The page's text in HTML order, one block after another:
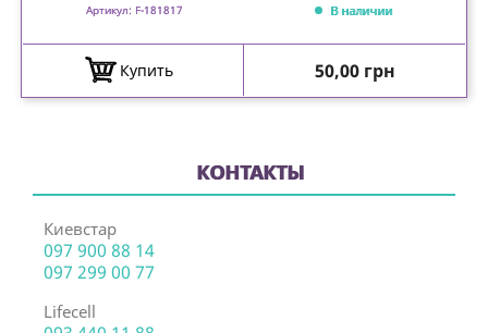
Артикул: F-181817 В наличии
Купить Цена
50,00 грн
КОНТАКТЫ
Киевстар
097 900 88 14
097 299 00 77
Lifecell